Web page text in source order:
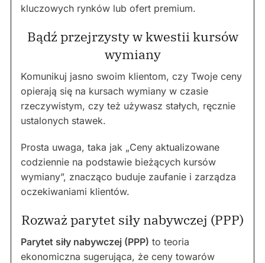
kluczowych rynków lub ofert premium.
Bądź przejrzysty w kwestii kursów
wymiany
Komunikuj jasno swoim klientom, czy Twoje ceny
opierają się na kursach wymiany w czasie
rzeczywistym, czy też używasz stałych, ręcznie
ustalonych stawek.
Prosta uwaga, taka jak „Ceny aktualizowane
codziennie na podstawie bieżących kursów
wymiany”, znacząco buduje zaufanie i zarządza
oczekiwaniami klientów.
Rozważ parytet siły nabywczej (PPP)
Parytet siły nabywczej (PPP) to teoria
ekonomiczna sugerująca, że ceny towarów